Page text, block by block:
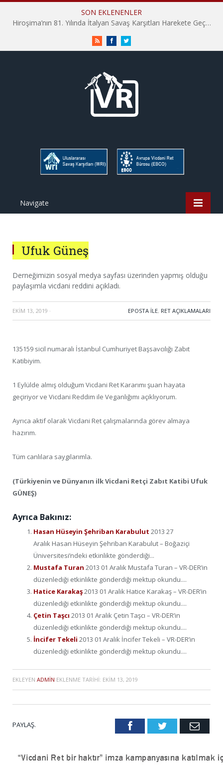
SON EKLENENLER
Hiroşima’nın 81. Yılında İtalyan Savaş Karşıtları Harekete Geçti: “Hatırlamak yeterli değil”
RSS FacebookTwitter
Navigate
Ufuk Güneş
Derneğimizin sosyal medya sayfası üzerinden yapmış olduğu
paylaşımla vicdani reddini açıkladı.
EKIM 13, 2019 · EPOSTA ILE, RET AÇIKLAMALARI
135159 sicil numaralı İstanbul Cumhuriyet Başsavcılığı Zabıt
Katibiyim.
1 Eylülde almış olduğum Vicdani Ret Kararımı şuan hayata
geçiriyor ve Vicdani Reddim ile Veganlığımı açıklıyorum.
Ayrıca aktif olarak Vicdani Ret çalışmalarında görev almaya
hazırım.
Tüm canlılara saygılarımla.
(Türkiyenin ve Dünyanın ilk Vicdani Retçi Zabıt Katibi Ufuk
GÜNEŞ)
Ayrıca Bakınız:
Hasan Hüseyin Şehriban Karabulut 2013 27
Aralık Hasan Hüseyin Şehriban Karabulut – Boğaziçi
Üniversitesi’ndeki etkinlikte gönderdiği...
Mustafa Turan 2013 01 Aralık Mustafa Turan – VR-DER’in
düzenlediği etkinlikte gönderdiği mektup okundu....
Hatice Karakaş2013 01 Aralık Hatice Karakaş – VR-DER’in
düzenlediği etkinlikte gönderdiği mektup okundu....
Çetin Taşcı 2013 01 Aralık Çetin Taşcı – VR-DER’in
düzenlediği etkinlikte gönderdiği mektup okundu....
İncifer Tekeli 2013 01 Aralık İncifer Tekeli – VR-DER’in
düzenlediği etkinlikte gönderdiği mektup okundu....
EKLEYEN ADMIN EKLENME TARIHI: EKIM 13, 2019
PAYLAŞ. FacebookTwitter Email